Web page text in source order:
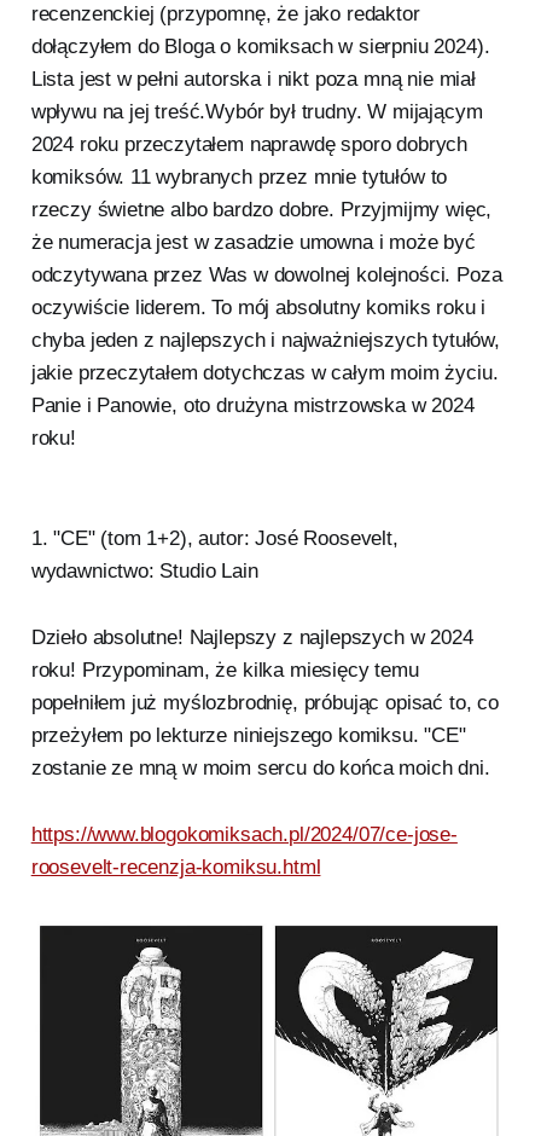
recenzenckiej (przypomnę, że jako redaktor
dołączyłem do Bloga o komiksach w sierpniu 2024).
Lista jest w pełni autorska i nikt poza mną nie miał
wpływu na jej treść.Wybór był trudny. W mijającym
2024 roku przeczytałem naprawdę sporo dobrych
komiksów. 11 wybranych przez mnie tytułów to
rzeczy świetne albo bardzo dobre. Przyjmijmy więc,
że numeracja jest w zasadzie umowna i może być
odczytywana przez Was w dowolnej kolejności. Poza
oczywiście liderem. To mój absolutny komiks roku i
chyba jeden z najlepszych i najważniejszych tytułów,
jakie przeczytałem dotychczas w całym moim życiu.
Panie i Panowie, oto drużyna mistrzowska w 2024
roku!
1. "CE" (tom 1+2), autor: José Roosevelt,
wydawnictwo: Studio Lain
Dzieło absolutne! Najlepszy z najlepszych w 2024
roku! Przypominam, że kilka miesięcy temu
popełniłem już myślozbrodnię, próbując opisać to, co
przeżyłem po lekturze niniejszego komiksu. "CE"
zostanie ze mną w moim sercu do końca moich dni.
https://www.blogokomiksach.pl/2024/07/ce-jose-
roosevelt-recenzja-komiksu.html